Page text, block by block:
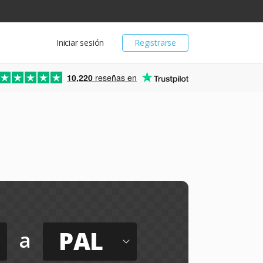
Registrarse
Iniciar sesión
10,220 reseñas en
a PAL